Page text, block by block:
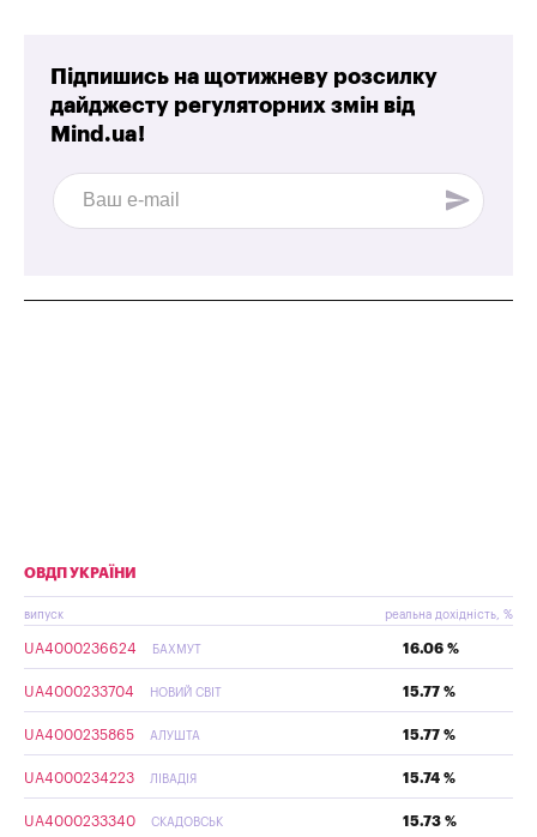
Підпишись на щотижневу розсилку
дайджесту регуляторних змін від
Mind.ua!
ОВДП УКРАЇНИ
випуск реальна дохідність, %
UA4000236624 БАХМУТ 16.06 %
UA4000233704 НОВИЙ СВІТ 15.77 %
UA4000235865 АЛУШТА 15.77 %
UA4000234223 ЛІВАДІЯ 15.74 %
UA4000233340 СКАДОВСЬК 15.73 %